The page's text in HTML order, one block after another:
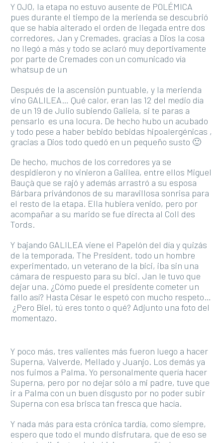
Y OJO, la etapa no estuvo ausente de POLÉMICA
pues durante el tiempo de la merienda se descubrió
que se había alterado el orden de llegada entre dos
corredores, Jan y Cremades, gracias a Dios la cosa
no llegó a más y todo se aclaró muy deportivamente
por parte de Cremades con un comunicado vía
whatsup de un
Después de la ascensión puntuable, y la merienda
vino GALILEA… Qué calor, eran las 12 del medio día
de un 19 de Julio subiendo Galiela, si te paras a
pensarlo es una locura. De hecho hubo un acubado
y todo pese a haber bebido bebidas hipoalergénicas ,
gracias a Dios todo quedó en un pequeño susto 🙂
De hecho, muchos de los corredores ya se
despidieron y no vinieron a Galilea, entre ellos Miguel
Bauçà que se rajó y además arrastró a su esposa
Bárbara privándonos de su maravillosa sonrisa para
el resto de la etapa. Ella hubiera venido, pero por
acompañar a su marido se fue directa al Coll des
Tords.
Y bajando GALILEA viene el Papelón del día y quizás
de la temporada, The President, todo un hombre
experimentado, un veterano de la bici, iba sin una
cámara de respuesto para su bici. Jan le tuvo que
dejar una. ¿Cómo puede el presidente cometer un
fallo así? Hasta César le espetó con mucho respeto…
¿Pero Biel, tú eres tonto o qué? Adjunto una foto del
momentazo.
Y poco más, tres valientes más fueron luego a hacer
Superna, Valverde, Mellado y Juanjo. Los demás ya
nos fuimos a Palma. Yo personalmente quería hacer
Superna, pero por no dejar sólo a mi padre, tuve que
ir a Palma con un buen disgusto por no poder subir
Superna con esa brisca tan fresca que hacía.
Y nada más para esta crónica tardía, como siempre,
espero que todo el mundo disfrutara, que de eso se